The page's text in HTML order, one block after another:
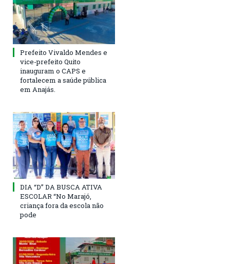
Prefeito Vivaldo Mendes e
vice-prefeito Quito
inauguram o CAPS e
fortalecem a saúde pública
em Anajás.
DIA “D” DA BUSCA ATIVA
ESCOLAR “No Marajó,
criança fora da escola não
pode